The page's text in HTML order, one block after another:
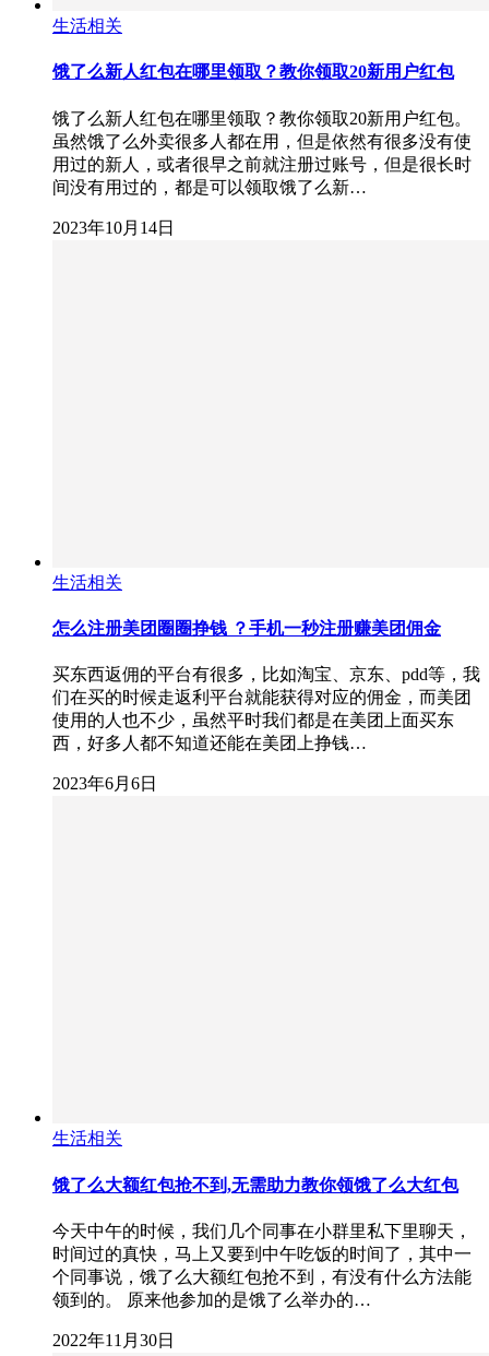
生活相关
饿了么新人红包在哪里领取？教你领取20新用户红包
饿了么新人红包在哪里领取？教你领取20新用户红包。
虽然饿了么外卖很多人都在用，但是依然有很多没有使
用过的新人，或者很早之前就注册过账号，但是很长时
间没有用过的，都是可以领取饿了么新…
2023年10月14日
生活相关
怎么注册美团圈圈挣钱 ？手机一秒注册赚美团佣金
买东西返佣的平台有很多，比如淘宝、京东、pdd等，我
们在买的时候走返利平台就能获得对应的佣金，而美团
使用的人也不少，虽然平时我们都是在美团上面买东
西，好多人都不知道还能在美团上挣钱…
2023年6月6日
生活相关
饿了么大额红包抢不到,无需助力教你领饿了么大红包
今天中午的时候，我们几个同事在小群里私下里聊天，
时间过的真快，马上又要到中午吃饭的时间了，其中一
个同事说，饿了么大额红包抢不到，有没有什么方法能
领到的。 原来他参加的是饿了么举办的…
2022年11月30日